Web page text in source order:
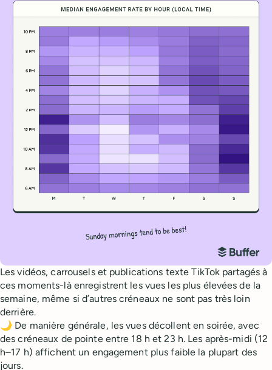
Les vidéos, carrousels et publications texte TikTok partagés à
ces moments-là enregistrent les vues les plus élevées de la
semaine, même si d’autres créneaux ne sont pas très loin
derrière.
🌙 De manière générale, les vues décollent en soirée, avec
des créneaux de pointe entre 18 h et 23 h. Les après-midi (12
h–17 h) affichent un engagement plus faible la plupart des
jours.